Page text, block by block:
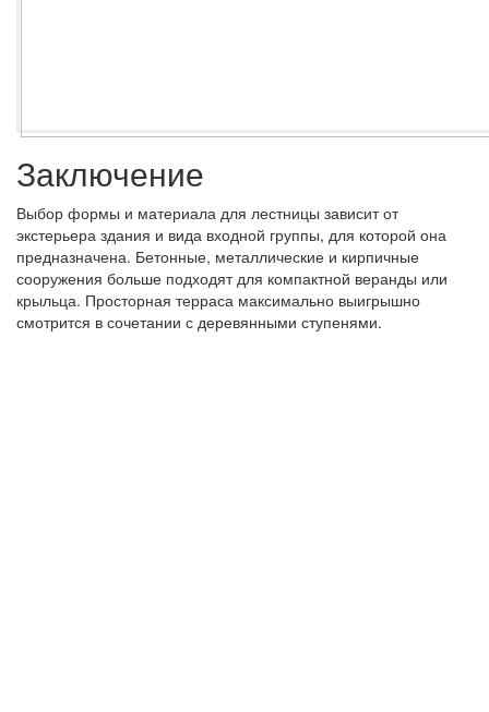
Заключение
Выбор формы и материала для лестницы зависит от
экстерьера здания и вида входной группы, для которой она
предназначена. Бетонные, металлические и кирпичные
сооружения больше подходят для компактной веранды или
крыльца. Просторная терраса максимально выигрышно
смотрится в сочетании с деревянными ступенями.